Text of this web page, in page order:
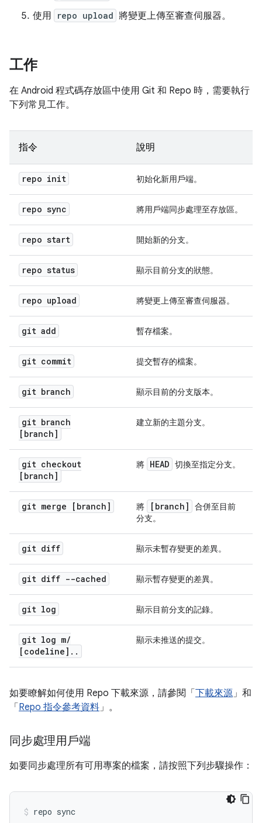
使用
repo upload 將變更上傳至審查伺服器。
工作
在 Android 程式碼存放區中使用 Git 和 Repo 時，需要執行
下列常見工作。
指令 說明
repo init 初始化新用戶端。
repo sync 將用戶端同步處理至存放區。
repo start 開始新的分支。
repo status 顯示目前分支的狀態。
repo upload 將變更上傳至審查伺服器。
git add 暫存檔案。
git commit 提交暫存的檔案。
git branch 顯示目前的分支版本。
git branch
[branch]
建立新的主題分支。
git checkout
[branch]
將 HEAD 切換至指定分支。
git merge [branch] 將 [branch]
合併至目前
分支。
git diff 顯示未暫存變更的差異。
git diff --cached 顯示暫存變更的差異。
git log 顯示目前分支的記錄。
git log m/
[codeline] . .
顯示未推送的提交。
如要瞭解如何使用 Repo 下載來源，請參閱「 下載來源」和
「 Repo 指令參考資料」。
同步處理用戶端
如要同步處理所有可用專案的檔案，請按照下列步驟操作：
repo sync